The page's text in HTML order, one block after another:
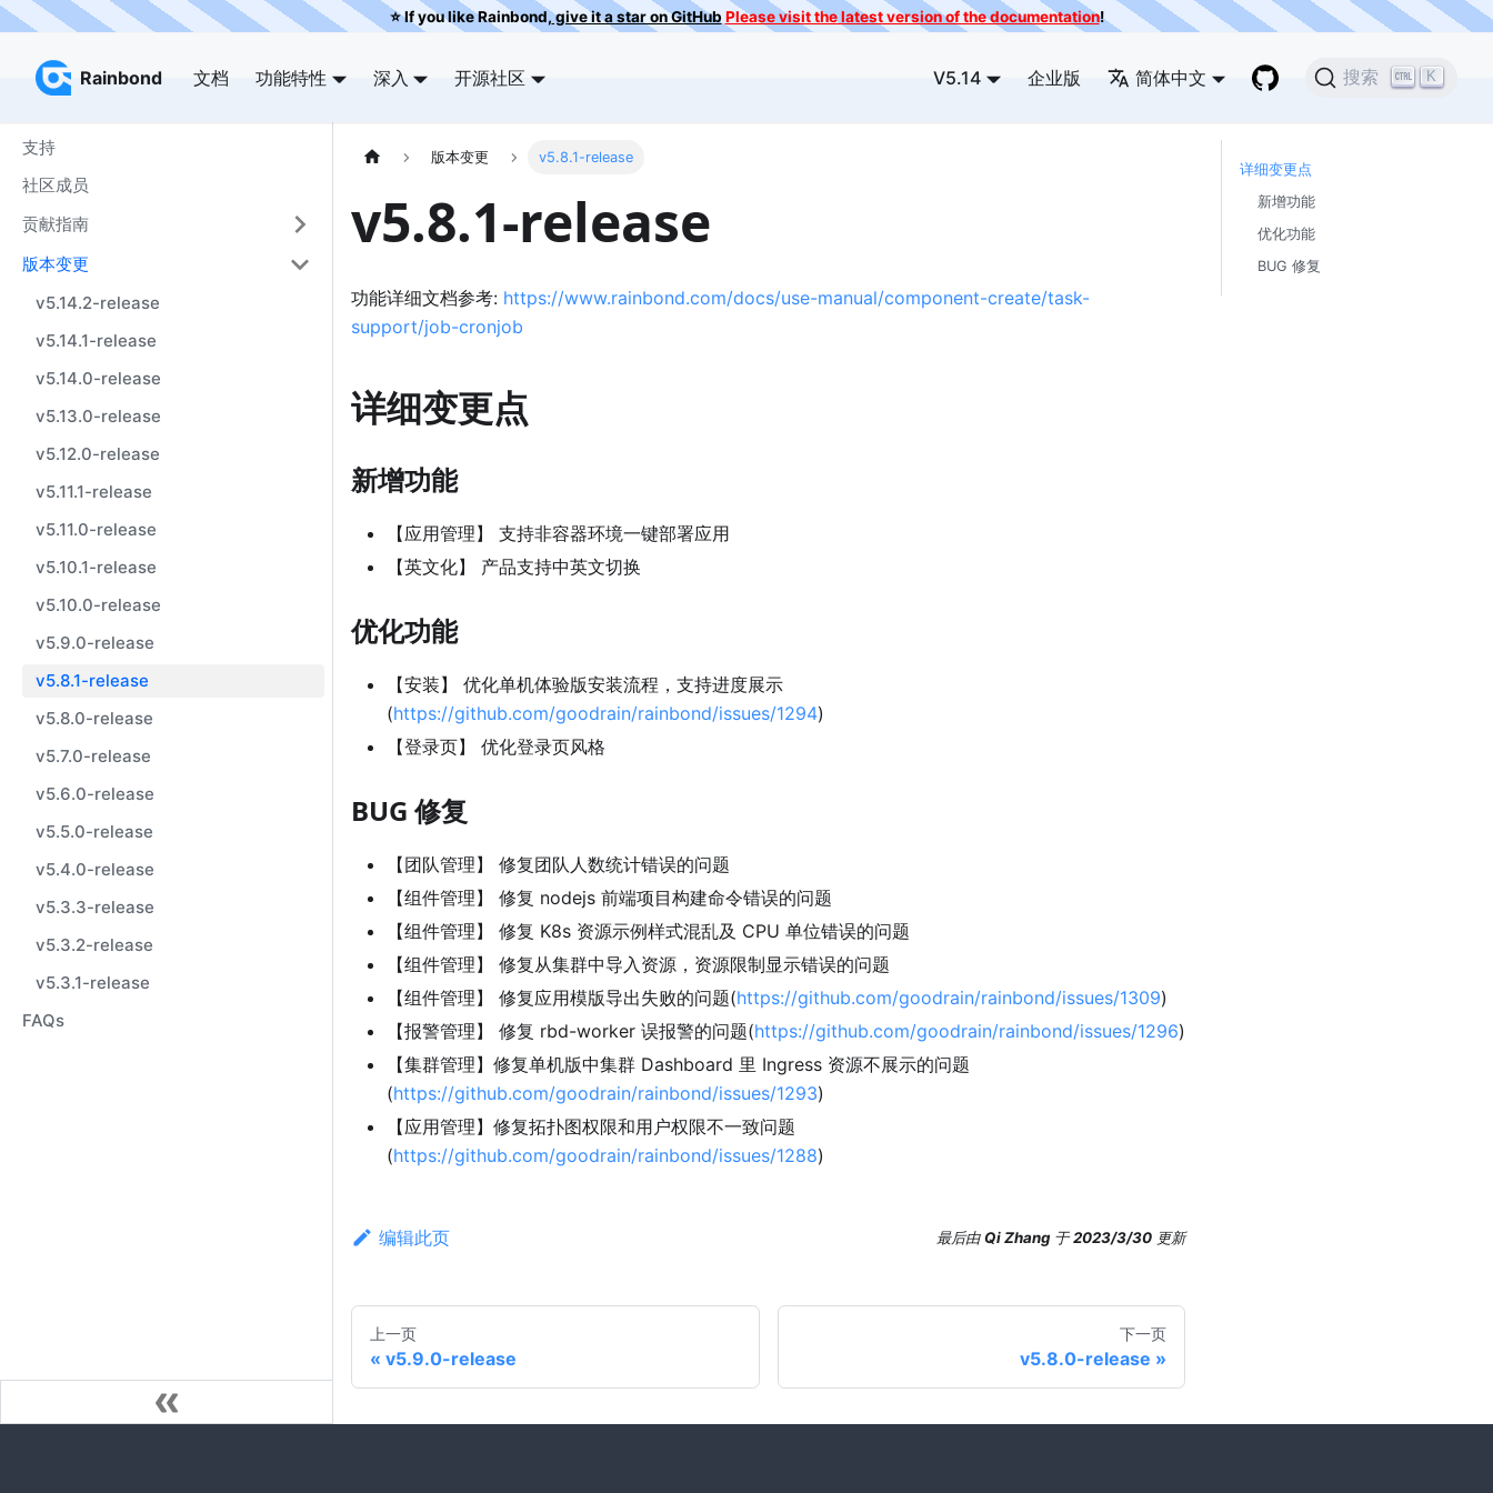
⭐️ If you like Rainbond,give it a star on GitHub Please visit the latest version of the documentation!
Rainbond 文档 功能特性 深入 开源社区 V5.14 企业版 简体中文 搜索 K
Rainbond
支持
社区成员
贡献指南
版本变更
v5.14.2-release
v5.14.1-release
v5.14.0-release
v5.13.0-release
v5.12.0-release
v5.11.1-release
v5.11.0-release
v5.10.1-release
v5.10.0-release
v5.9.0-release
v5.8.1-release
v5.8.0-release
v5.7.0-release
v5.6.0-release
v5.5.0-release
v5.4.0-release
v5.3.3-release
v5.3.2-release
v5.3.1-release
FAQs
版本变更 v5.8.1-release
v5.8.1-release
功能详细文档参考: https://www.rainbond.com/docs/use-manual/component-create/task-
support/job-cronjob
详细变更点
新增功能
【应用管理】 支持非容器环境一键部署应用
【英文化】 产品支持中英文切换
优化功能
【安装】 优化单机体验版安装流程，支持进度展示
(https://github.com/goodrain/rainbond/issues/1294)
【登录页】 优化登录页风格
BUG 修复
【团队管理】 修复团队人数统计错误的问题
【组件管理】 修复 nodejs 前端项目构建命令错误的问题
【组件管理】 修复 K8s 资源示例样式混乱及 CPU 单位错误的问题
【组件管理】 修复从集群中导入资源，资源限制显示错误的问题
【组件管理】 修复应用模版导出失败的问题(https://github.com/goodrain/rainbond/issues/1309)
【报警管理】 修复 rbd-worker 误报警的问题(https://github.com/goodrain/rainbond/issues/1296)
【集群管理】修复单机版中集群 Dashboard 里 Ingress 资源不展示的问题
(https://github.com/goodrain/rainbond/issues/1293)
【应用管理】修复拓扑图权限和用户权限不一致问题
(https://github.com/goodrain/rainbond/issues/1288)
编辑此页 最后由Qi Zhang 于2023/3/30 更新
上一页
v5.9.0-release
下一页
v5.8.0-release
详细变更点
新增功能
优化功能
BUG 修复